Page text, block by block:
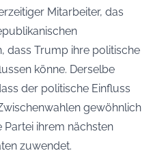
Mitarbeiter, das
dass Trump ihre politische
könne. Derselbe
der politische Einfluss
gewöhnlich
Partei ihrem nächsten
zuwendet.